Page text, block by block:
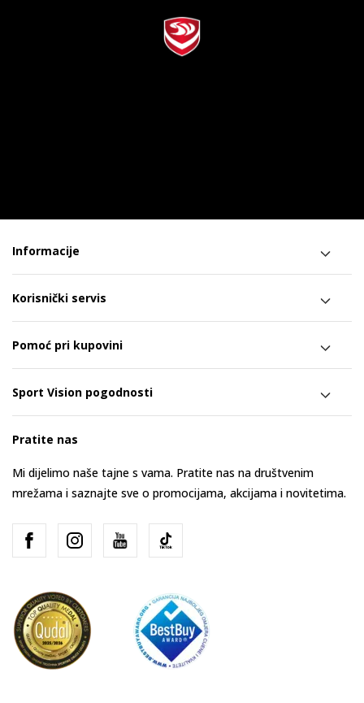
Informacije
Korisnički servis
Pomoć pri kupovini
Sport Vision pogodnosti
Pratite nas
Mi dijelimo naše tajne s vama. Pratite nas na društvenim
mrežama i saznajte sve o promocijama, akcijama i novitetima.